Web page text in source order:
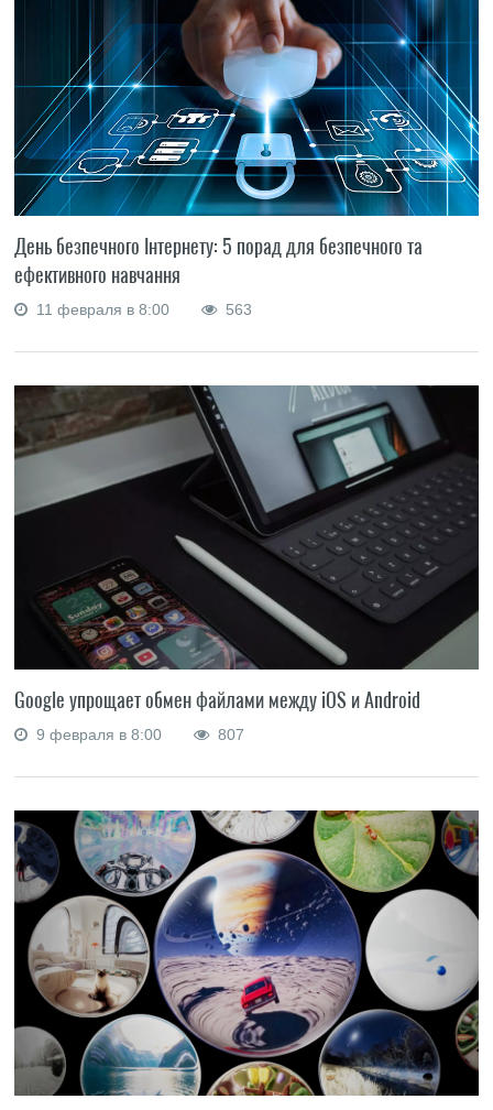
День безпечного Інтернету: 5 порад для безпечного та
ефективного навчання
11 февраля в 8:00 563
Google упрощает обмен файлами между iOS и Android
9 февраля в 8:00 807